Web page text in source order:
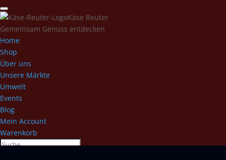
Käse Reuter
Gemeinsam Genuss entdecken
Home
Shop
Über uns
Unsere Märkte
Umwelt
Events
Blog
Mein Account
Warenkorb